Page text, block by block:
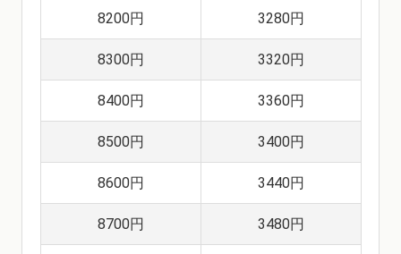
8200円 3280円
8300円 3320円
8400円 3360円
8500円 3400円
8600円 3440円
8700円 3480円